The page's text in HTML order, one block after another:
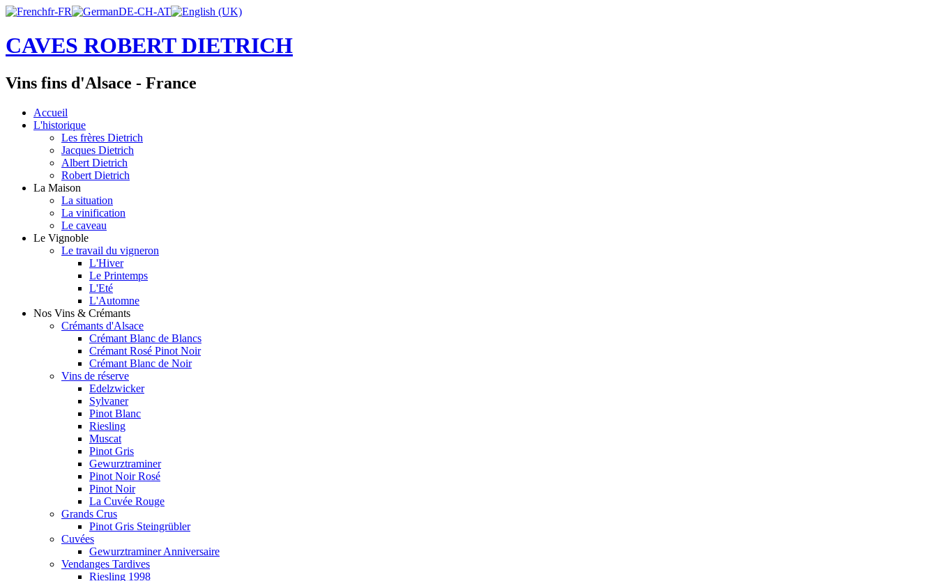
CAVES ROBERT DIETRICH
Vins fins d'Alsace - France
Accueil
L'historique
Les frères Dietrich
Jacques Dietrich
Albert Dietrich
Robert Dietrich
La Maison
La situation
La vinification
Le caveau
Le Vignoble
Le travail du vigneron
L'Hiver
Le Printemps
L'Eté
L'Automne
Nos Vins & Crémants
Crémants d'Alsace
Crémant Blanc de Blancs
Crémant Rosé Pinot Noir
Crémant Blanc de Noir
Vins de réserve
Edelzwicker
Sylvaner
Pinot Blanc
Riesling
Muscat
Pinot Gris
Gewurztraminer
Pinot Noir Rosé
Pinot Noir
La Cuvée Rouge
Grands Crus
Pinot Gris Steingrübler
Cuvées
Gewurztraminer Anniversaire
Vendanges Tardives
Riesling 1998